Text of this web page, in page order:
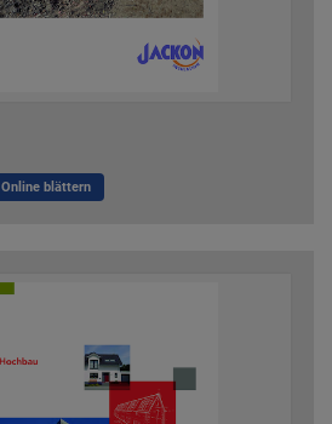
Online blättern